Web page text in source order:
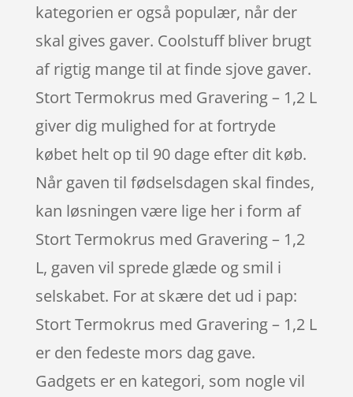
kategorien er også populær, når der
skal gives gaver. Coolstuff bliver brugt
af rigtig mange til at finde sjove gaver.
Stort Termokrus med Gravering – 1,2 L
giver dig mulighed for at fortryde
købet helt op til 90 dage efter dit køb.
Når gaven til fødselsdagen skal findes,
kan løsningen være lige her i form af
Stort Termokrus med Gravering – 1,2
L, gaven vil sprede glæde og smil i
selskabet. For at skære det ud i pap:
Stort Termokrus med Gravering – 1,2 L
er den fedeste mors dag gave.
Gadgets er en kategori, som nogle vil